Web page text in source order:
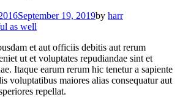
September 19, 2019by harr
et aut officiis debitis aut rerum
ut et voluptates repudiandae sint et
Itaque earum rerum hic tenetur a sapiente
voluptatibus maiores alias consequatur aut
repellat.